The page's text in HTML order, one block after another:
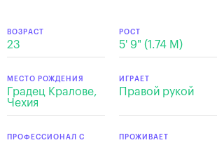
ВОЗРАСТ
23
РОСТ
5' 9" (1.74 M)
МЕСТО РОЖДЕНИЯ
Градец Кралове,
Чехия
ИГРАЕТ
Правой рукой
ПРОФЕССИОНАЛ С ПРОЖИВАЕТ